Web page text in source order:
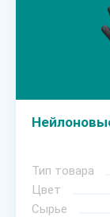
Тип товара
Цвет
Сырье